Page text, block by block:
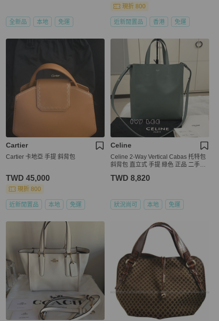
全新品 本地 免運
現折 800
近新閒置品 香港 免運
Cartier
Cartier 卡地亞 手提 斜背包
TWD 45,000
現折 800
近新閒置品 本地 免運
Celine
Celine 2-Way Vertical Cabas 托特包
斜背包 直立式 手提 綠色 正品 二手精
TWD 8,820
狀況尚可 本地 免運